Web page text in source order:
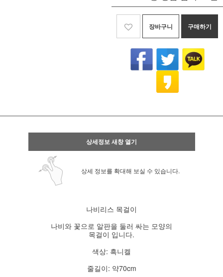
장바구니 구매하기
상세정보 새창 열기
상세 정보를 확대해 보실 수 있습니다.
나비리스 목걸이
나비와 꽃으로 알판을 둘러 싸는 모양의
목걸이 입니다.
색상: 흑니켈
줄길이: 약70cm